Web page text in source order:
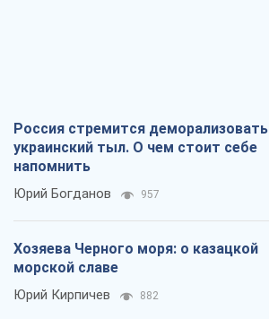
Россия стремится деморализовать
украинский тыл. О чем стоит себе
напомнить
Юрий Богданов 957
Хозяева Черного моря: о казацкой
морской славе
Юрий Кирпичев 882